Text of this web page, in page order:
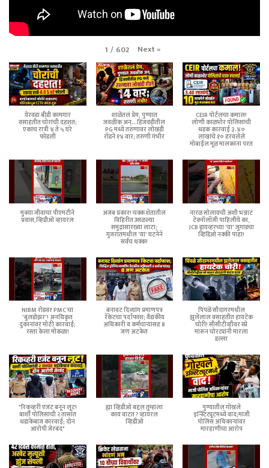
1 / 602 Next»
येरवडा बीडी कामगार
वसाहतीत चोरांची दहशत;
एकाच रात्री ४ ते ५ घरे
फोडली
शाळेतलं प्रेम, पुण्यात
जवळीक अन्...हिंजवडीतील
PG मध्ये तरुणावर लोखंडी
रॉडने १४ वार; तरुणी गंभीर
CEIR पोर्टलचा कमाल!
लोणी काळभोर पोलिसांची
धडक कारवाई ३.४०
लाखांचे १० हरवलेले
मोबाईल मूळ मालकांना परत
मुक्या जीवाचा पीएमटीने
प्रवास,व्हिडीओ व्हायरल
अजब प्रकार! चक्क शेतातील
विहिरीत उसळल्या
समुद्रासारख्या लाटा;
गुजरातमधील 'या' घटनेने
सर्वच थक्क!
नारळ सोलायची अशी भन्नाट
टेक्नॉलॉजी पाहिलीये का,
JCB ड्रायव्हरच्या 'या' जुगाडचा
व्हिडिओ नक्की पाहा!
NIBM रोडवर PMC चा
'बुलडोझर'! अनधिकृत
दुकानांवर मोठी कारवाई;
रस्ता केला मोकळा!
बनावट दिव्यांग प्रमाणपत्र
रॅकेटचा पर्दाफाश; वैद्यकीय
अधिकारी व कर्मचाऱ्यांसह 8
जण अटकेत
पिंपळे सौदागरमधील
झुलेलाल वसाहतीत हायटेक
चोरी! सीसीटीव्हीवर स्प्रे
मारून चोरट्यांनी मारला
डल्ला
"रिकव्हरी एजंट बनून लूट!
बार्शी पोलिसांची २ तासांत
धडाकेबाज कारवाई; दोन
आरोपी जेरबंद"
ह्या व्हिडीओ बद्दल तुम्हाला
काय वाटत ? व्हायरल
व्हिडीओ
पुण्यातील गोखले
इन्स्टिट्यूटमध्ये वाद;माजी
पोलिस अधिकाऱ्यांवर
मारहाणीचा आरोप